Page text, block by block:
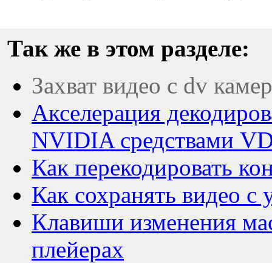
Так же в этом разделе:
Захват видео с dv
Акселерация
NVIDIA средствами
Как перекодировать
Как сохранять видео с
Клавиши изменения
плейерах